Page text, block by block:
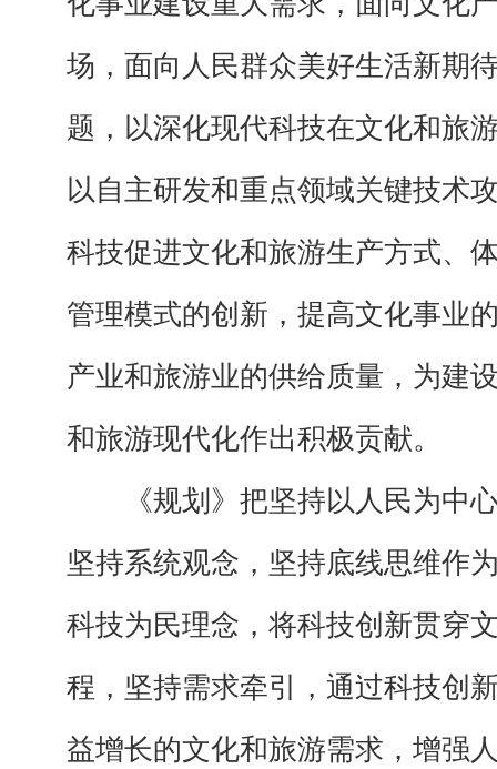
场，面向人民群众美好生活新期
题，以深化现代科技在文化和旅
以自主研发和重点领域关键技术
科技促进文化和旅游生产方式、
管理模式的创新，提高文化事业
产业和旅游业的供给质量，为建
和旅游现代化作出积极贡献。
《规划》把坚持以人民为中心
坚持系统观念，坚持底线思维作
科技为民理念，将科技创新贯穿
程，坚持需求牵引，通过科技创
益增长的文化和旅游需求，增强